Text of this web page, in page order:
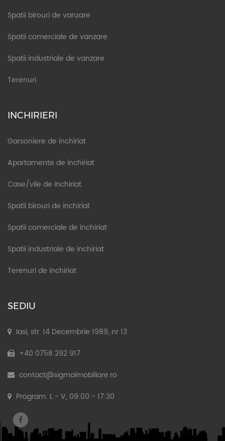
Spatii birouri de vanzare
Spatii comerciale de vanzare
Spatii industriale de vanzare
Terenuri
INCHIRIERI
Garsoniere de inchiriat
Apartamente de inchiriat
Case/vile de inchiriat
Spatii birouri de inchiriat
Spatii comerciale de inchiriat
Spatii industriale de inchiriat
Terenuri de inchiriat
SEDIU
Iasi, str. 14 Decembrie 1989, nr 13
+40 0758 292 917
contact@sigmaimobiliare.ro
Program: L - V, 09:00 - 17:30